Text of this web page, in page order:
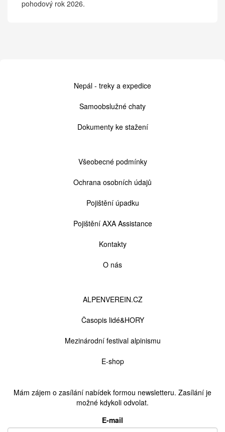
pohodový rok 2026.
Nepál - treky a expedice
Samoobslužné chaty
Dokumenty ke stažení
Všeobecné podmínky
Ochrana osobních údajů
Pojištění úpadku
Pojištění AXA Assistance
Kontakty
O nás
ALPENVEREIN.CZ
Časopis lidé&HORY
Mezinárodní festival alpinismu
E-shop
Mám zájem o zasílání nabídek formou newsletteru. Zasílání je
možné kdykoli odvolat.
E-mail